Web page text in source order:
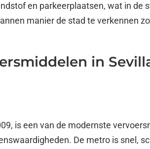
en parkeerplaatsen, wat in
manier de stad te verkennen
in
is een van de modernste
De metro is snel,